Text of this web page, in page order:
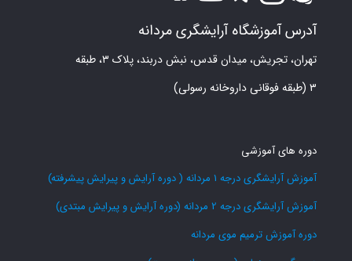
آدرس آموزشگاه آرایشگری مردانه
تهران، تجریش، میدان قدس، نبش دربند، پلاک ۳، طبقه
۳ (طبقه فوقانی داروخانه رسولی)
دوره های آموزشی
آموزش آرایشگری درجه 1 مردانه ( دوره آرایش و پیرایش پیشرفته)
آموزش آرایشگری درجه 2 مردانه (دوره آرایش و پیرایش مبتدی)
دوره آموزش ترمیم موی مردانه